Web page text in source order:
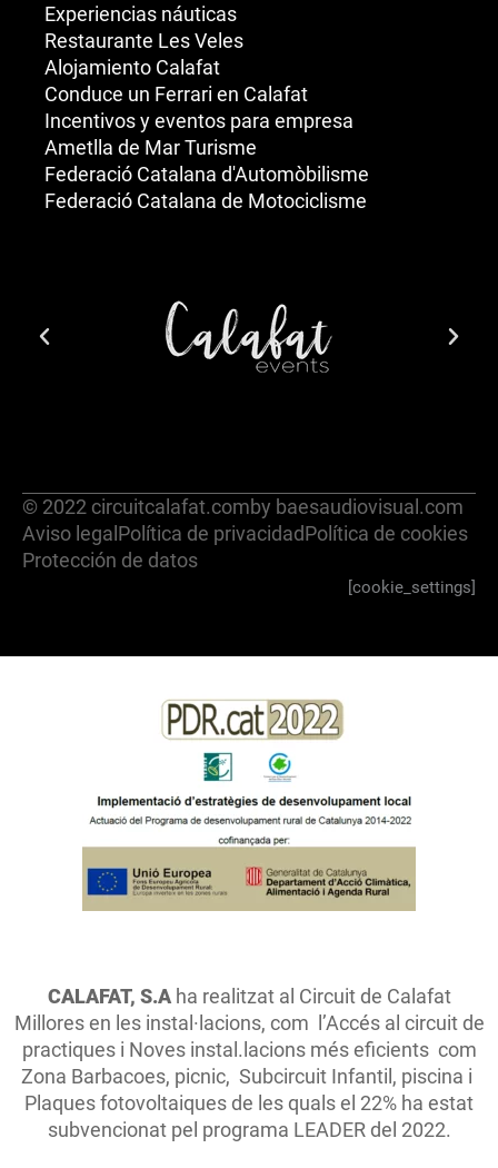
Experiencias náuticas
Restaurante Les Veles
Alojamiento Calafat
Conduce un Ferrari en Calafat
Incentivos y eventos para empresa
Ametlla de Mar Turisme
Federació Catalana d'Automòbilisme
Federació Catalana de Motociclisme
© 2022 circuitcalafat.comby baesaudiovisual.com
Aviso legalPolítica de privacidadPolítica de cookies
Protección de datos
[cookie_settings]
CALAFAT, S.Aha realitzat al Circuit de Calafat
Millores en les instal·lacions, com l’Accés al circuit de
practiques i Noves instal.lacions més eficients com
Zona Barbacoes, picnic, Subcircuit Infantil, piscina i
Plaques fotovoltaiques de les quals el 22% ha estat
subvencionat pel programa LEADER del 2022.